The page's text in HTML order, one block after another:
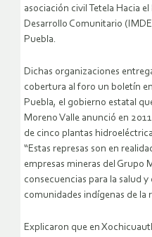
asociación civil Tetela Hacia
Desarrollo Comunitario
Puebla.
Dichas organizaciones
cobertura al foro un boletín
Puebla, el gobierno estatal
Moreno Valle anunció en
de cinco plantas
“Estas represas son en
empresas mineras del Grupo
consecuencias para la salud
comunidades indígenas de la
Explicaron que en